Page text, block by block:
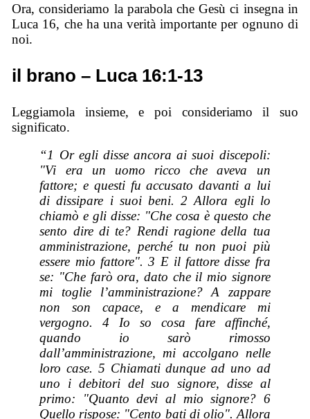
Ora, consideriamo la parabola che Gesù ci insegna in
Luca 16, che ha una verità importante per ognuno di
noi.
il brano – Luca 16:1-13
Leggiamola insieme, e poi consideriamo il suo
significato.
“1 Or egli disse ancora ai suoi discepoli:
"Vi era un uomo ricco che aveva un
fattore; e questi fu accusato davanti a lui
di dissipare i suoi beni. 2 Allora egli lo
chiamò e gli disse: "Che cosa è questo che
sento dire di te? Rendi ragione della tua
amministrazione, perché tu non puoi più
essere mio fattore". 3 E il fattore disse fra
se: "Che farò ora, dato che il mio signore
mi toglie l’amministrazione? A zappare
non son capace, e a mendicare mi
vergogno. 4 Io so cosa fare affinché,
quando io sarò rimosso
dall’amministrazione, mi accolgano nelle
loro case. 5 Chiamati dunque ad uno ad
uno i debitori del suo signore, disse al
primo: "Quanto devi al mio signore? 6
Quello rispose: "Cento bati di olio". Allora